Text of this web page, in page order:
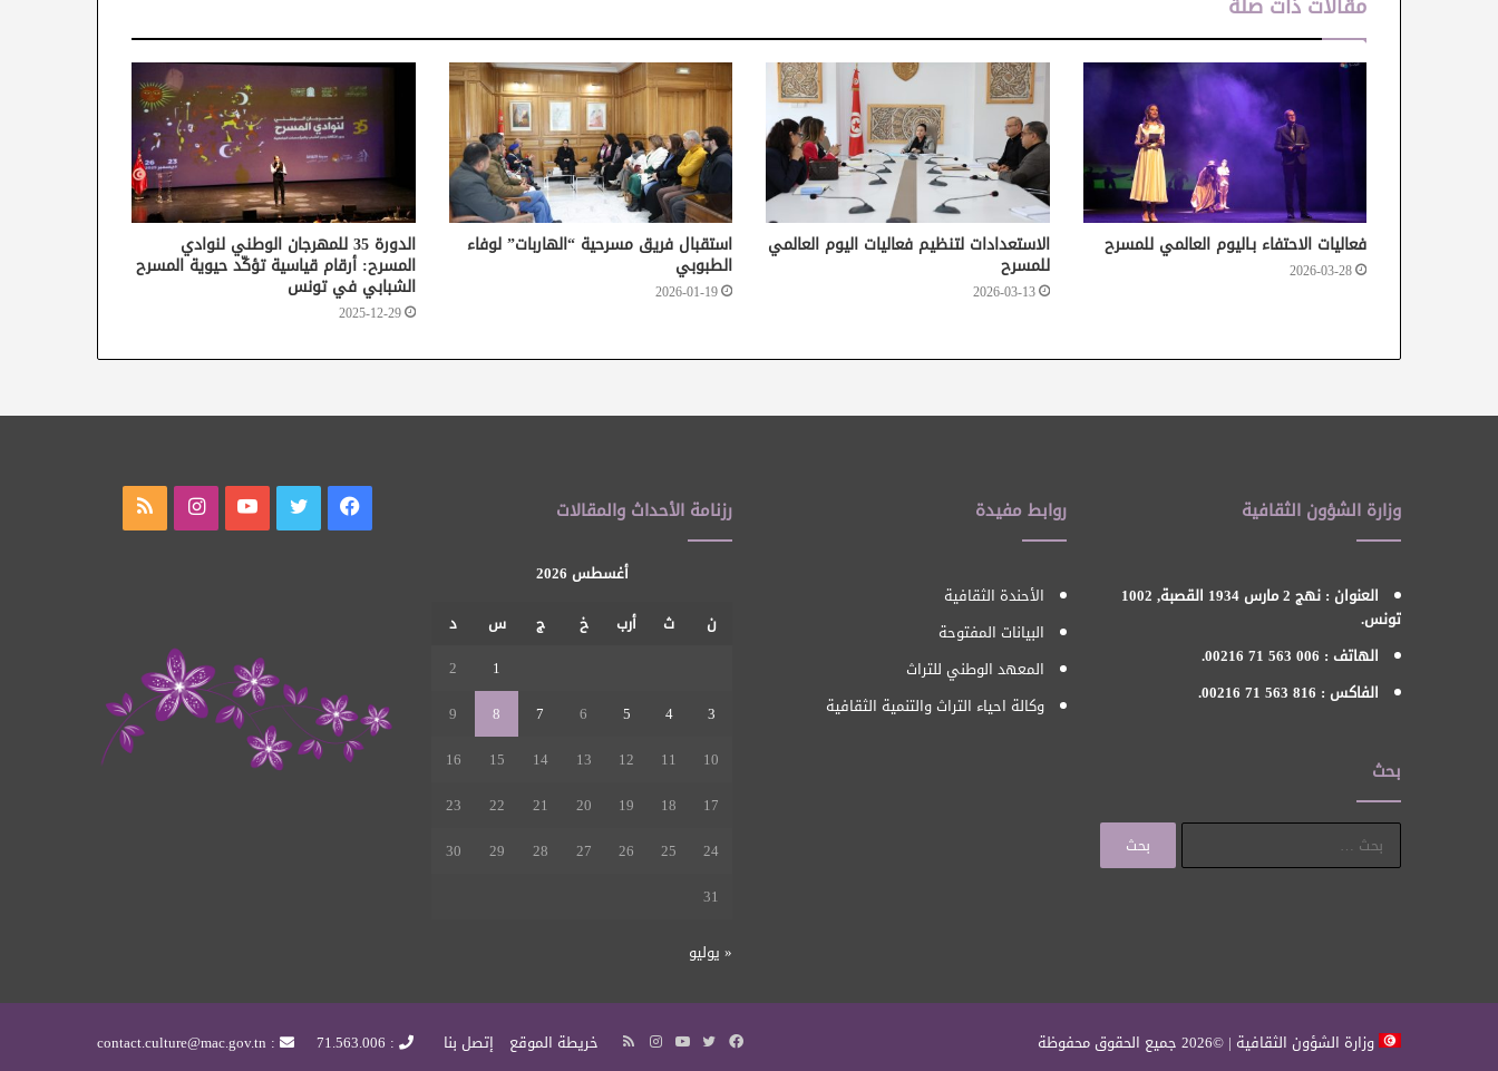
فعاليات الاحتفاء بـاليوم العالمي للمسرح
2026-03-28
الاستعدادات لتنظيم فعاليات اليوم العالمي
للمسرح
2026-03-13
استقبال فريق مسرحية “الهاربات” لوفاء
الطبوبي
2026-01-19
الدورة 35 للمهرجان الوطني لنوادي
المسرح: أرقام قياسية تؤكّد حيوية المسرح
الشبابي في تونس
2025-12-29
وزارة الشؤون الثقافية
العنوان : نهج 2 مارس 1934 القصبة, 1002
تونس.
الهاتف : 006 563 71 00216.
الفاكس : 816 563 71 00216.
بحث
روابط مفيدة
الأحندة الثقافية
البيانات المفتوحة
المعهد الوطني للتراث
وكالة احياء التراث والتنمية الثقافية
رزنامة الأحداث والمقالات
أغسطس 2026
ن
ث أرب خ ج س
د
1
2
3
4
5
6
7
8
9
10
11
12
13
14
15
16
17
18
19
20
21
22
23
24
25
26
27
28
29
30
31
« يوليو
فيسبوك تويتر يوتيوب انستقرام
وزارة الشؤون الثقافية | ©2026 جميع الحقوق محفوظة : 71.563.006
: contact.culture@mac.gov.tn خريطة الموقع إتصل بنا فيسبوك
تويتر يوتيوبانستقرام
ملخص